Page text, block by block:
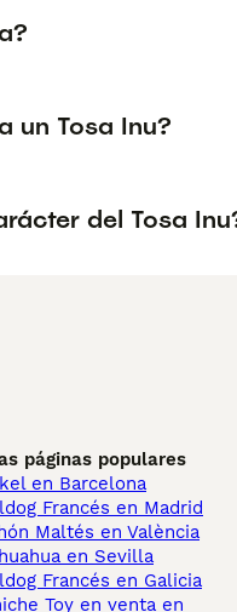
un Tosa Inu?
del Tosa
páginas populares
en Barcelona
Francés en Madrid
Maltés en València
en Sevilla
Francés en Galicia
Toy en venta en